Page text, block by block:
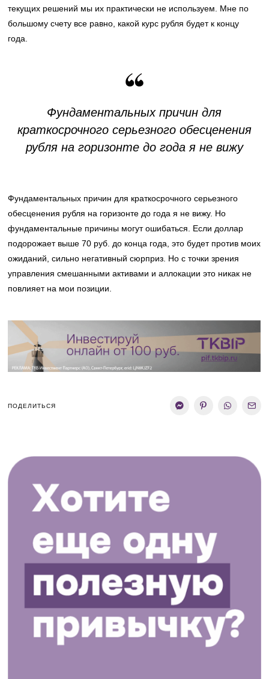
текущих решений мы их практически не используем. Мне по
большому счету все равно, какой курс рубля будет к концу
года.
Фундаментальных причин для
краткосрочного серьезного обесценения
рубля на горизонте до года я не вижу
Фундаментальных причин для краткосрочного серьезного
обесценения рубля на горизонте до года я не вижу. Но
фундаментальные причины могут ошибаться. Если доллар
подорожает выше 70 руб. до конца года, это будет против моих
ожиданий, сильно негативный сюрприз. Но с точки зрения
управления смешанными активами и аллокации это никак не
повлияет на мои позиции.
ПОДЕЛИТЬСЯ